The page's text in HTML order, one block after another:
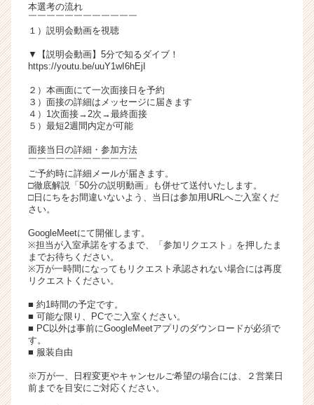
チ
ア
ャ
ア
（C
h
e
C
a
e
本選考の流れ
￣￣￣￣￣￣￣￣￣￣￣￣
１）説明会動画を視聴
▼【説明会動画】5分で知るダイブ！
https://youtu.be/uuY1wI6hEjI
２）本画面にて一次面接日を予約
３）面接の詳細はメッセージに届きます
４）1次面接→2次→最終面接
５）最短2週間内定が可能
面接当日の詳細・参加方法
￣￣￣￣￣￣￣￣￣￣￣￣
ご予約時に詳細メールが届きます。
□徹底解説「50分の説明動画」も併せて送付いたします。
□日にちをお間違いないよう、当日は参加用URLへご入室くだ
さい。
GoogleMeetにて開催します。
※担当が入室承諾をするまで、「参加リクエスト」を押したま
までお待ちください。
※万が一時間になってもリクエスト承認されない場合には再度
リクエストください。
■ 約1時間の予定です。
■ 可能な限り、PCでご入室ください。
■ PC以外は事前にGoogleMeetアプリのダウンロードが必須で
す。
■ 服装自由
※万が一、日程変更やキャンセルご希望の場合には、２営業日
前までを目安にご対応ください。